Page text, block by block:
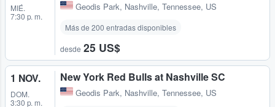
MIÉ.
7:30 p. m.
Geodis Park, Nashville, Tennessee, US
Más de 200 entradas disponibles
desde 25 US$
1 NOV.
DOM.
3:30 p. m.
New York Red Bulls at Nashville SC
Geodis Park, Nashville, Tennessee, US